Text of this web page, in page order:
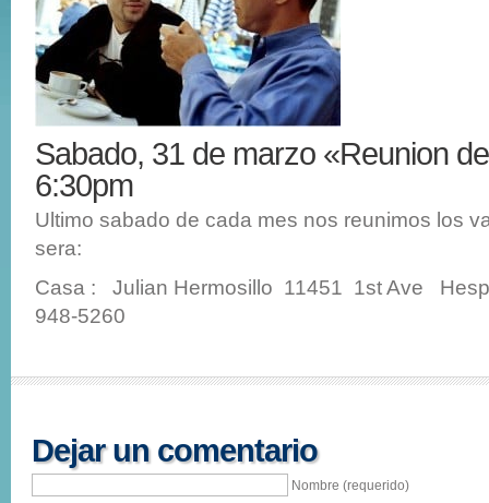
Sabado, 31 de marzo «Reunion
6:30pm
Ultimo sabado de cada mes nos reunimos los
sera:
Casa : Julian Hermosillo 11451 1st Ave
948-5260
Dejar un comentario
Nombre (requerido)